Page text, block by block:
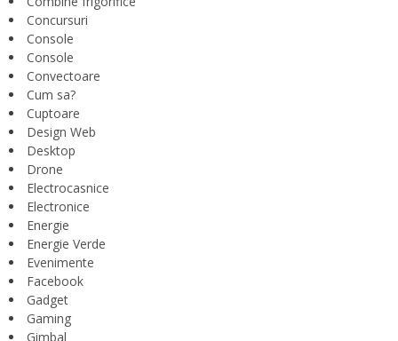
Concursuri
Console
Console
Convectoare
Cum sa?
Cuptoare
Design Web
Desktop
Drone
Electrocasnice
Electronice
Energie
Energie Verde
Evenimente
Facebook
Gadget
Gaming
Gimbal